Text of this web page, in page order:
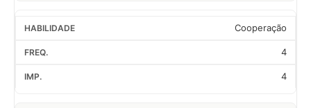
Cooperação
4
4